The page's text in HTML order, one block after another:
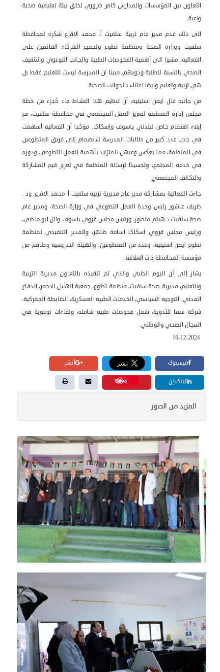
التعاون بين المؤسسات والمدارس كامر ضروري لخلق بيئة تعليمية صحية
واعية.
الى ذلك قدم مدير عام تربية سلفيت أ. محمد الاقرع شكره لمحافظة
سلفيت ووزارة الصحة ومنظمة تطوع ولجميع الشركاء القائمين على
الفعالية، مشيرا الى أهمية الفحوصات الطبية والجانب التوعوي والتثقيف
الصحي بالنسبة للطلبة وذويهم، مبينا ان المدرسة ليست للتعليم فقط بل
هي تربية وتعليم وايضا اعتناء بالجوانب الصحية.
من جانبه قال ايمن استيتيه، أن تنظيم هذا النشاط جاء كجزء من خطة
مجلس إدارة المنظمة لتعزيز العمل المجتمعي في محافظة سلفيت، مع
إيلاء اهتمام خاص لبلدتي ياسوف وإسكاكا. مؤكدا أن الفعالية أسهمت
في جذب عدد كبير من طالبات المدرسة للانضمام إلى فريق المتطوعين
في المنظمة، مما يعكس وعيهن المتزايد بأهمية العمل التطوعي ودوره
في خدمة المجتمع، وتجسيدًا لرسالة المنظمة في تعزيز قيم المشاركة
والتكاتف المجتمعي.
جاءت الفعالية بمشاركة مدير عام مديرية تربية سلفيت أ. محمد الاقرع، ود .
طريف عاشور رئيس وحدة العمل التطوعي في وزارة الصحة، ومدير عام
صحة سلفيت د.هيثم منصور، ورئيس مجلس قروي ياسوف وائل ابو ماضي،
ورئيس مجلس قروي اسكاكا اسامة ظاهر، والمدير التنفيدي لمنظمة
تطوع ايمن استيتية، وعدد من المتطوعين، والهيئة التدريسية وطاقم من
مؤسسة المحافظة ذات العلاقة.
يشار إلى أن اليوم الطبي والذي تم تنفيذه بالتعاون مديرية التربية
والتعليم، مديرية صحة سلفيت، منظمة تطوع، جمعية الهلال الاحمر، الدفاع
المدني، التوجيه السياسي، الخدمات الطبية العسكرية، الضابطة الجمركية،
شركة سما للأدوية، شمل فحوصات طبية شامله، ولقاءات توعوية في
المجال الصحي والوطني.
فيسبوك أنشر
لينكدإن Save
المزيد من الصور